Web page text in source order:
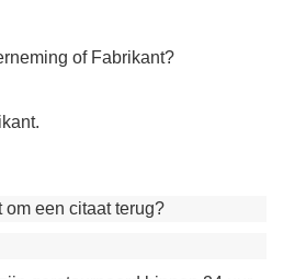
of Fabrikant?
om een citaat terug?